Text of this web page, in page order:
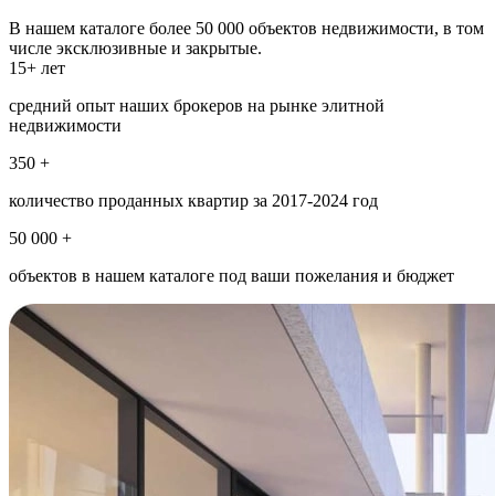
В нашем каталоге более 50 000 объектов недвижимости, в том
числе эксклюзивные и закрытые.
15+ лет
средний опыт наших брокеров на рынке элитной
недвижимости
350 +
количество проданных квартир за 2017-2024 год
50 000 +
объектов в нашем каталоге под ваши пожелания и бюджет